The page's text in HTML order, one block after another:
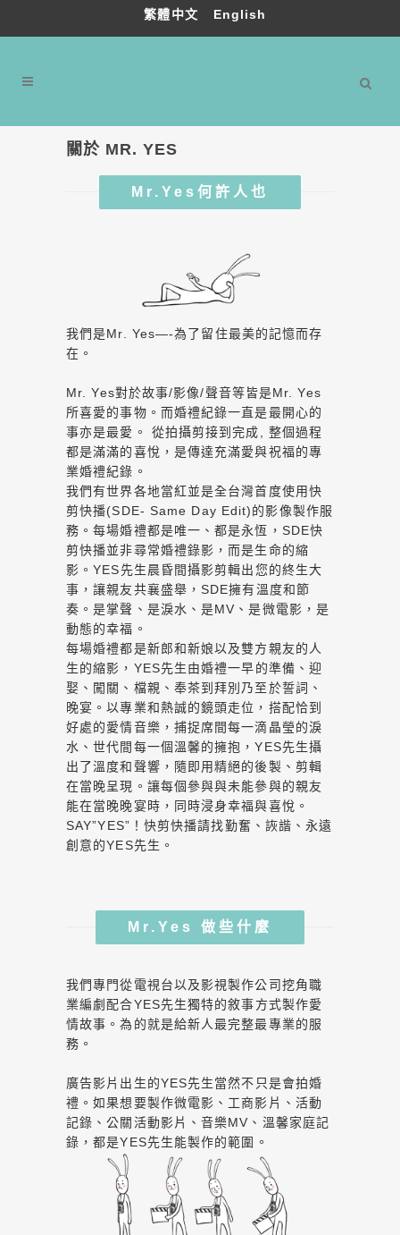
繁體中文 English
關於 MR. YES
Mr.Yes何許人也
我們是Mr. Yes—-為了留住最美的記憶而存
在。
Mr. Yes對於故事/影像/聲音等皆是Mr. Yes
所喜愛的事物。而婚禮紀錄一直是最開心的
事亦是最愛。 從拍攝剪接到完成, 整個過程
都是滿滿的喜悅，是傳達充滿愛與祝福的專
業婚禮紀錄。
我們有世界各地當紅並是全台灣首度使用快
剪快播(SDE- Same Day Edit)的影像製作服
務。每場婚禮都是唯一、都是永恆，SDE快
剪快播並非尋常婚禮錄影，而是生命的縮
影。YES先生晨昏間攝影剪輯出您的終生大
事，讓親友共襄盛舉，SDE擁有溫度和節
奏。是掌聲、是淚水、是MV、是微電影，是
動態的幸福。
每場婚禮都是新郎和新娘以及雙方親友的人
生的縮影，YES先生由婚禮一早的準備、迎
娶、闖關、檔親、奉茶到拜別乃至於誓詞、
晚宴。以專業和熱誠的鏡頭走位，搭配恰到
好處的愛情音樂，捕捉席間每一滴晶瑩的淚
水、世代間每一個溫馨的擁抱，YES先生攝
出了溫度和聲響，隨即用精絕的後製、剪輯
在當晚呈現。讓每個參與與未能參與的親友
能在當晚晚宴時，同時浸身幸福與喜悅。
SAY”YES”！快剪快播請找勤奮、詼諧、永遠
創意的YES先生。
Mr.Yes 做些什麼
我們專門從電視台以及影視製作公司挖角職
業編劇配合YES先生獨特的敘事方式製作愛
情故事。為的就是給新人最完整最專業的服
務。
廣告影片出生的YES先生當然不只是會拍婚
禮。如果想要製作微電影、工商影片、活動
記錄、公關活動影片、音樂MV、溫馨家庭記
錄，都是YES先生能製作的範圍。